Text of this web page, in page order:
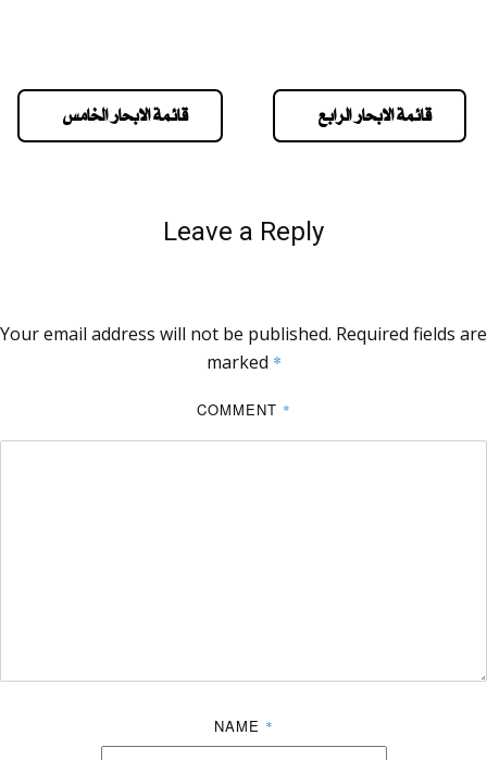
قائمة الابحار الخامس قائمة الابحار الرابع
Leave a Reply
Your email address will not be published. Required fields are
marked *
COMMENT *
NAME *